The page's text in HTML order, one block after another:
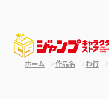
ホーム 作品名 わ行